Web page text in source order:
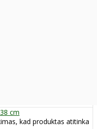
cm
kad produktas atitinka